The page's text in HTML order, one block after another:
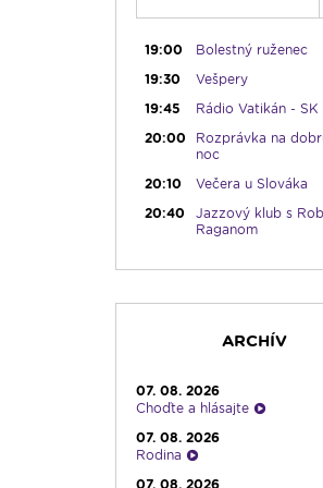
18:00
19:00
Bolestný ruženec
19:30
Vešpery
19:45
Rádio Vatikán - SK
20:00
Rozprávka na
noc
20:10
Večera u Slováka
20:40
Jazzový klub s
Raganom
Martinovi
Čítanie na
+ repríza
23:30
Infolumen - repríza
ARCHÍV
07. 08. 2026
Choďte a hlásajte
07. 08. 2026
Rodina
07. 08. 2026